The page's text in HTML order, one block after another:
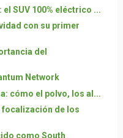
el SUV 100% eléctrico ...
con su primer
del
Network
cómo el polvo, los al...
focalización de los
como South